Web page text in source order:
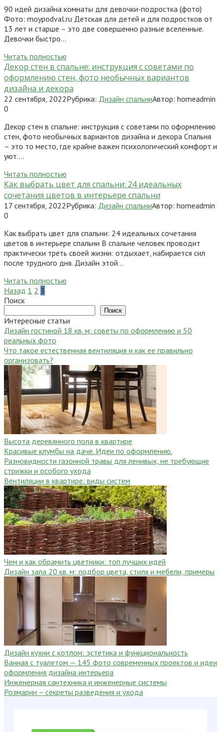
90 идей дизайна комнаты для девочки-подростка (фото)
Фото: moypodval.ru Детская для детей и для подростков от
13 лет и старше – это две совершенно разные вселенные.
Девочки быстро…
Читать полностью
Декор стен в спальне: инструкция с советами по
оформлению стен, фото необычных вариантов
дизайна и декора
22 сентября, 2022Рубрика: Дизайн спальниАвтор: homeadmin
0
Декор стен в спальне: инструкция с советами по оформлению
стен, фото необычных вариантов дизайна и декора Спальня
– это то место, где крайне важен психологический комфорт и
уют….
Читать полностью
Как выбрать цвет для спальни: 24 идеальных
сочетания цветов в интерьере спальни
17 сентября, 2022Рубрика: Дизайн спальниАвтор: homeadmin
0
Как выбрать цвет для спальни: 24 идеальных сочетания
цветов в интерьере спальни В спальне человек проводит
практически треть своей жизни: отдыхает, набирается сил
после трудного дня. Дизайн этой…
Читать полностью
Пагинация
записей
Назад 1 2 3
Поиск
Поиск
Интересные статьи
Дизайн гостиной 18 кв. м: советы по оформлению и 50
реальных фото
Что такое естественная вентиляция и как ее правильно
организовать?
Высота деревянного пола в квартире
Красивые клумбы на даче. Идеи по оформлению.
Разновидности газонной травы для ленивых, не требующие
стрижки и особого ухода
Вентиляции в квартире: виды систем
Чем и как обрамить цветники: топ лучших идей
Дизайн зала 20 кв. м: подбор цвета, стиля и мебели, примеры
Дизайн кухни с котлом: эстетика и функциональность
Ванная с туалетом — 145 фото современных проектов и идеи
оформления дизайна интерьера
Инженерная сантехника и инженерные системы
Розмарин – секреты разведения и ухода